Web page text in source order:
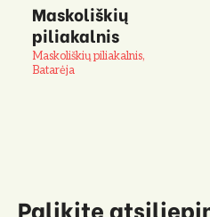
Maskoliškių
piliakalnis
Maskoliškių piliakalnis,
Batarėja
Palikite